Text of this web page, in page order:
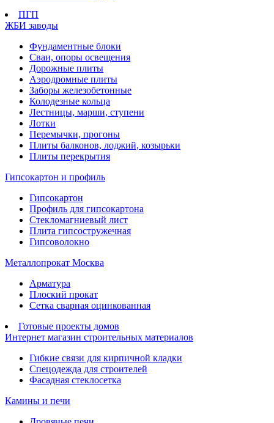
ПГП
ЖБИ заводы
Фундаментные блоки
Сваи, опоры освещения
Дорожные плиты
Аэродромные плиты
Заборы железобетонные
Колодезные кольца
Лестницы, марши, ступени
Лотки
Перемычки, прогоны
Плиты балконов, лоджий, козырьки
Плиты перекрытия
Гипсокартон и профиль
Гипсокартон
Профиль для гипсокартона
Стекломагниевый лист
Плита гипсостружечная
Гипсоволокно
Металлопрокат Москва
Арматура
Плоский прокат
Сетка сварная оцинкованная
Готовые проекты домов
Интернет магазин строительных материалов
Гибкие связи для кирпичной кладки
Спецодежда для строителей
Фасадная стеклосетка
Камины и печи